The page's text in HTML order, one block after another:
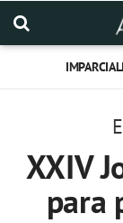
XXIV
para